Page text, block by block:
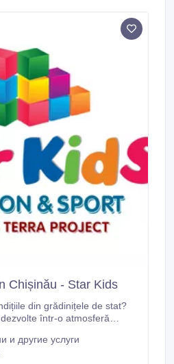
Chișinău - Star Kids
din grădinițele de stat?
într-o atmosferă
privată! Pe lângă educația
и другие услуги